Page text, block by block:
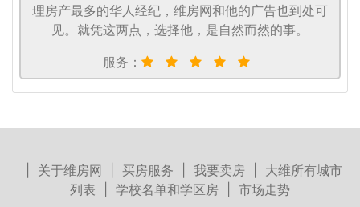
理房产最多的华人经纪，维房网和他的广告也到处可
见。就凭这两点，选择他，是自然而然的事。
服务：
关于维房网 买房服务 我要卖房
大维所有城市
列表
学校名单和学区房 市场走势